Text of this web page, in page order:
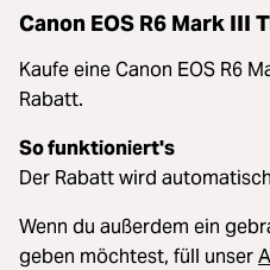
Canon EOS R6 Mark III
Kaufe eine Canon EOS R6
Rabatt.
So funktioniert's
Der Rabatt wird
Wenn du außerdem ein
geben möchtest, füll unser